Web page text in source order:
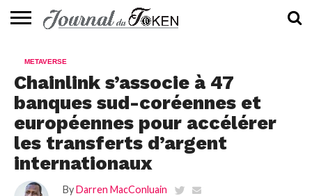
📰
EVALUATION
GUIDE
TENDANCES
À
CONTACTEZ-
METAVERSE
Chainlink s’associe à 47
banques sud-coréennes et
européennes pour accélérer
les transferts d’argent
internationaux
By Darren MacConluain